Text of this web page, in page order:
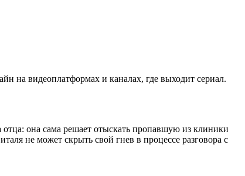
на видеоплатформах и каналах, где выходит сериал.
она сама решает отыскать пропавшую из клиники
не может скрыть свой гнев в процессе разговора с